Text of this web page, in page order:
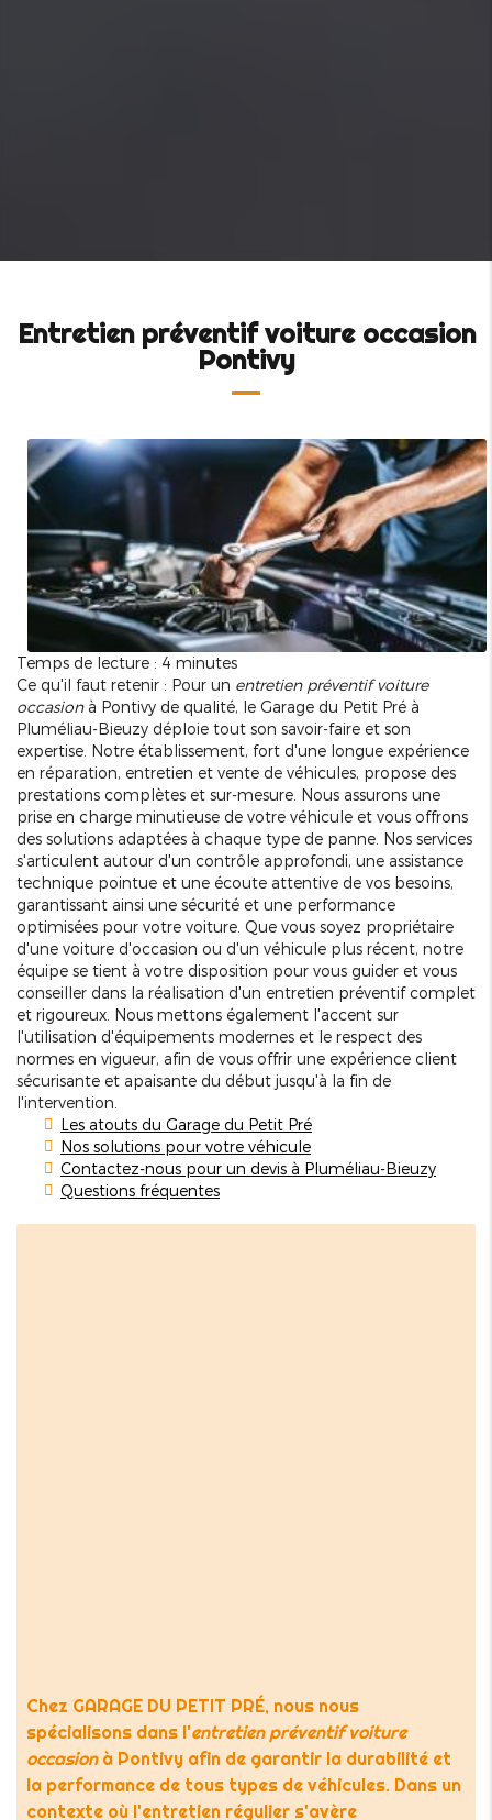
Entretien préventif voiture occasion
Pontivy
Temps de lecture : 4 minutes
Ce qu'il faut retenir : Pour un entretien préventif voiture
occasionà Pontivy de qualité, le Garage du Petit Pré à
Pluméliau-Bieuzy déploie tout son savoir-faire et son
expertise. Notre établissement, fort d'une longue expérience
en réparation, entretien et vente de véhicules, propose des
prestations complètes et sur-mesure. Nous assurons une
prise en charge minutieuse de votre véhicule et vous offrons
des solutions adaptées à chaque type de panne. Nos services
s'articulent autour d'un contrôle approfondi, une assistance
technique pointue et une écoute attentive de vos besoins,
garantissant ainsi une sécurité et une performance
optimisées pour votre voiture. Que vous soyez propriétaire
d'une voiture d'occasion ou d'un véhicule plus récent, notre
équipe se tient à votre disposition pour vous guider et vous
conseiller dans la réalisation d'un entretien préventif complet
et rigoureux. Nous mettons également l'accent sur
l'utilisation d'équipements modernes et le respect des
normes en vigueur, afin de vous offrir une expérience client
sécurisante et apaisante du début jusqu'à la fin de
l'intervention.
Les atouts du Garage du Petit Pré
Nos solutions pour votre véhicule
Contactez-nous pour un devis à Pluméliau-Bieuzy
Questions fréquentes
Chez GARAGE DU PETIT PRÉ, nous nous
spécialisons dans l'entretien préventif voiture
occasionà Pontivy afin de garantir la durabilité et
la performance de tous types de véhicules. Dans un
contexte où l'entretien régulier s'avère